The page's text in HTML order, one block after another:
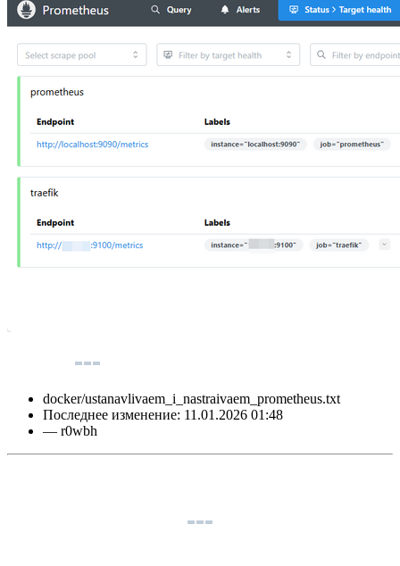
docker/ustanavlivaem_i_nastraivaem_prometheus.txt
Последнее изменение: 11.01.2026 01:48
— r0wbh